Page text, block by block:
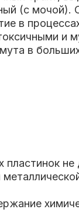
(с мочой).
в
и
в